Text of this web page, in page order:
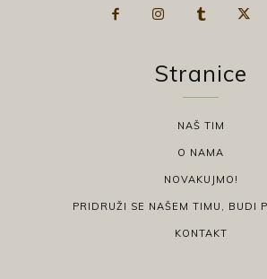
Stranice
NAŠ TIM
O NAMA
NOVAKUJMO!
PRIDRUŽI SE NAŠEM TIMU, BUDI
KONTAKT